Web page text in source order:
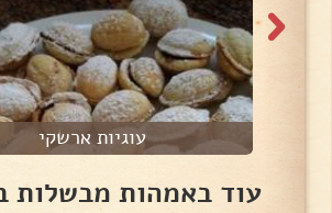
עוגיות ארשקי
עוד באמהות מבשלות